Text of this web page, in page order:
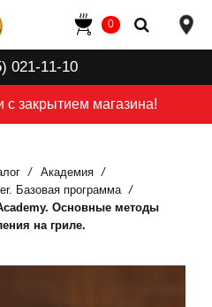
с закрытием магазина!
021-11-10
0
Академия
Базовая программа
Основные методы
на гриле.